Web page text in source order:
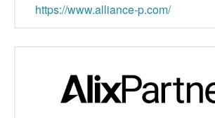
https://www.alliance-p.com/